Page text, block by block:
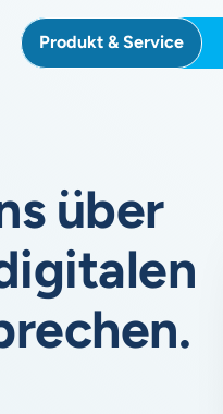
Produkt & Service
über